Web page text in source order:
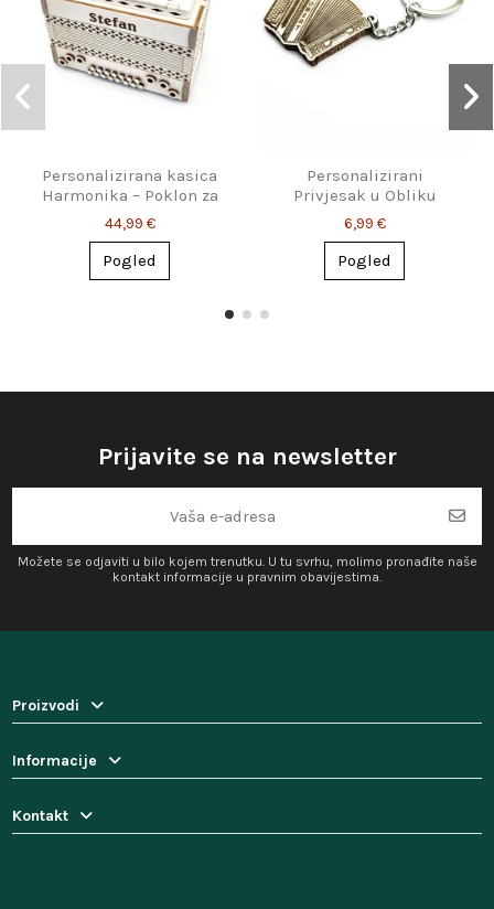
Personalizirana kasica
Harmonika – Poklon za
glazbenike
44,99 €
Pogled
Personalizirani
Privjesak u Obliku
Harmonike – Poklon za
Glazbene Entuzijaste
6,99 €
Pogled
Prijavite se na newsletter
Možete se odjaviti u bilo kojem trenutku. U tu svrhu, molimo pronađite naše
kontakt informacije u pravnim obavijestima.
Proizvodi
Informacije
Kontakt